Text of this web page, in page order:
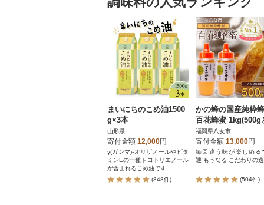
まいにちのこめ油1500
g×3本
山形県
寄付金額 12,000円
γ(ガンマ)-オリザノールやビタ
ミンEの一種トコトリエノール
が含まれるこめ油です
(848件)
かの蜂の国産純粋
百花蜂蜜 1kg(500g
がりポリ容器×2本)
女市
福岡県八女市
寄付金額 13,000円
毎回違う味が楽しめる
通”もうなる こだわりの
(504件)